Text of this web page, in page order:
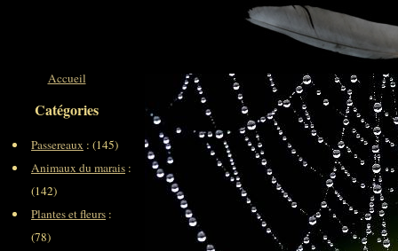
Accueil
Catégories
Passereaux : (145)
Animaux du marais :
(142)
Plantes et fleurs :
(78)